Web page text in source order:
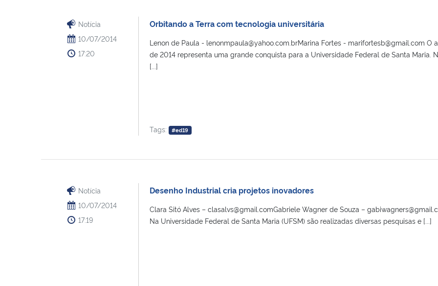
Notícia
10/07/2014
17:20
Orbitando a Terra com tecnologia universitária
Lenon de Paula - lenonmpaula@yahoo.com.brMarina Fortes - marifortesb@gmail.com O
de 2014 representa uma grande conquista para a Universidade Federal de Santa Maria.
[...]
Tags: #ed19
Notícia
10/07/2014
17:19
Desenho Industrial cria projetos inovadores
Clara Sitó Alves – clasalvs@gmail.comGabriele Wagner de Souza –
Na Universidade Federal de Santa Maria (UFSM) são realizadas diversas pesquisas e [...]